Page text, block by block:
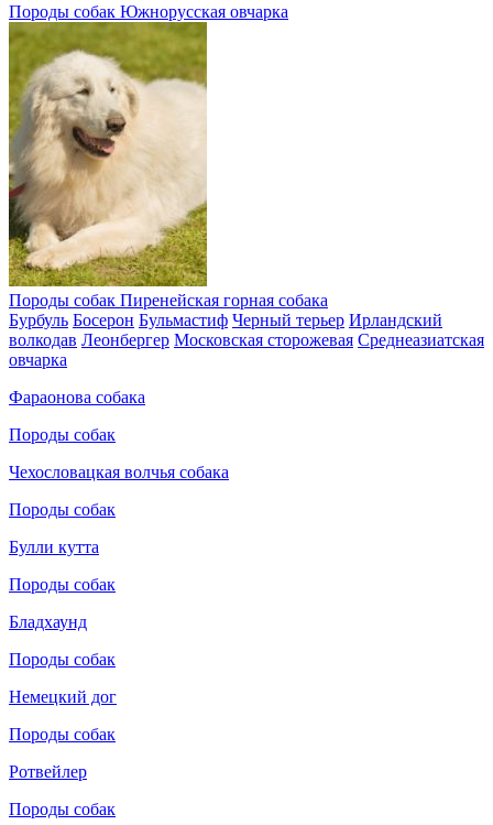
Породы собак Южнорусская овчарка
Породы собак Пиренейская горная собака
Бурбуль Босерон Бульмастиф Черный терьер Ирландский
волкодав Леонбергер Московская сторожевая Среднеазиатская
овчарка
Фараонова собака
Породы собак
Чехословацкая волчья собака
Породы собак
Булли кутта
Породы собак
Бладхаунд
Породы собак
Немецкий дог
Породы собак
Ротвейлер
Породы собак